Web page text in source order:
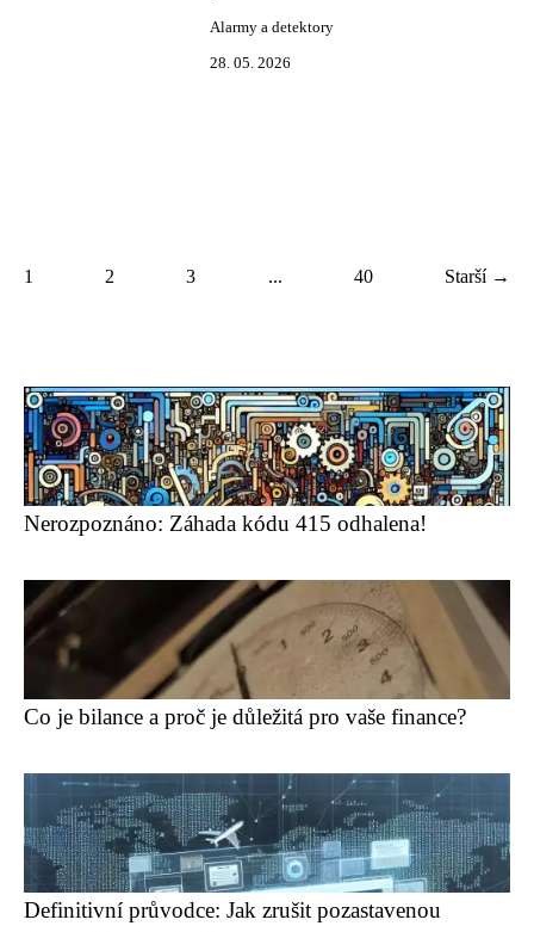
Alarmy a detektory
28. 05. 2026
1 2 3 ... 40 Starší →
Nerozpoznáno: Záhada kódu 415 odhalena!
Co je bilance a proč je důležitá pro vaše finance?
Definitivní průvodce: Jak zrušit pozastavenou